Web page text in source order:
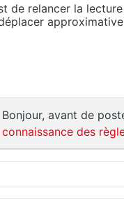
de relancer la
Bonjour, avant de
connaissance des